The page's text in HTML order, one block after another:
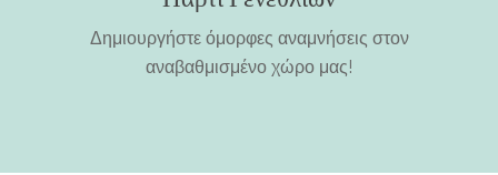
Δημιουργήστε όμορφες αναμνήσεις στον
αναβαθμισμένο χώρο μας!